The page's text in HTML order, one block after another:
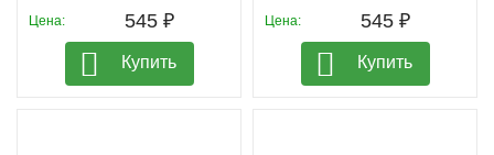
Цена: 545 ₽
Купить
Цена: 545 ₽
Купить